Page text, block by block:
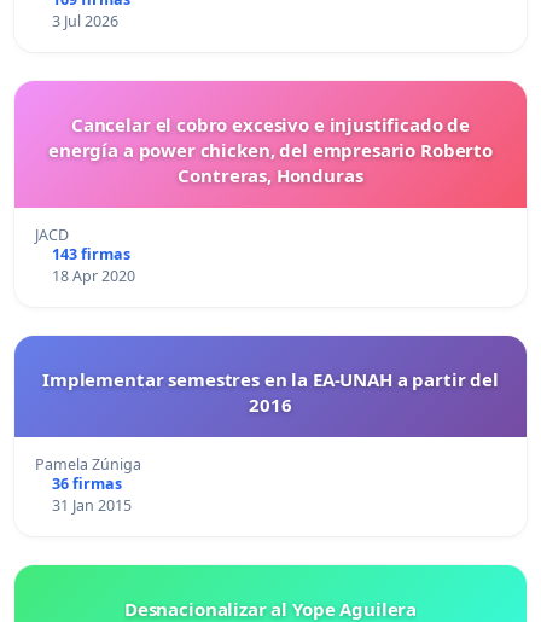
3 Jul 2026
Cancelar el cobro excesivo e injustificado de
energía a power chicken, del empresario Roberto
Contreras, Honduras
JACD
143 firmas
18 Apr 2020
Implementar semestres en la EA-UNAH a partir del
2016
Pamela Zúniga
36 firmas
31 Jan 2015
Desnacionalizar al Yope Aguilera